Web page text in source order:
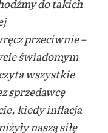
do takich
przeciwnie –
świadomym
wszystkie
sprzedawcę
kiedy inflacja
naszą siłę